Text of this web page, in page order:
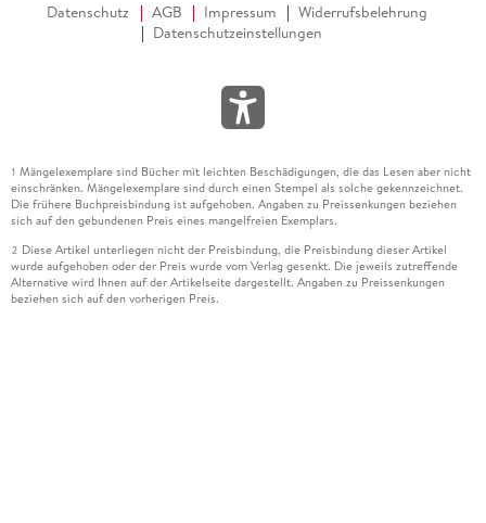
Datenschutz AGB Impressum
Widerrufsbelehrung
Datenschutzeinstellungen
1 Mängelexemplare sind Bücher mit leichten Beschädigungen, die das Lesen aber nicht
einschränken. Mängelexemplare sind durch einen Stempel als solche gekennzeichnet.
Die frühere Buchpreisbindung ist aufgehoben. Angaben zu Preissenkungen beziehen
sich auf den gebundenen Preis eines mangelfreien Exemplars.
2 Diese Artikel unterliegen nicht der Preisbindung, die Preisbindung dieser Artikel
wurde aufgehoben oder der Preis wurde vom Verlag gesenkt. Die jeweils zutreffende
Alternative wird Ihnen auf der Artikelseite dargestellt. Angaben zu Preissenkungen
beziehen sich auf den vorherigen Preis.